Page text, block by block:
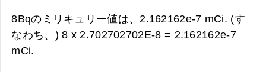
8Bqのミリキュリー値は、 2.162162e-7 mCi. (す
なわち、) 8 x 2.702702702E-8 = 2.162162e-7
mCi.